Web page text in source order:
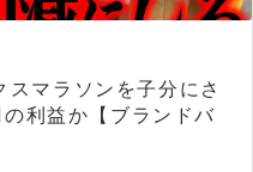
スマラソンを子分にさ
利益か【ブランドバ